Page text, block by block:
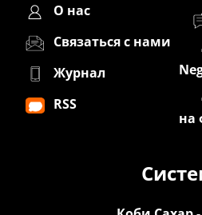
на
О нас
Связаться с нами
Журнал
RSS